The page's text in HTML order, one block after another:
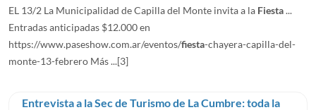
EL 13/2 La Municipalidad de Capilla del Monte invita a la Fiesta...
Entradas anticipadas $12.000 en
https://www.paseshow.com.ar/eventos/fiesta-chayera-capilla-del-
monte-13-febrero Más ...[3]
Entrevista a la Sec de Turismo de La Cumbre: toda la